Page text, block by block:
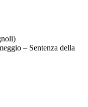
– Sentenza della